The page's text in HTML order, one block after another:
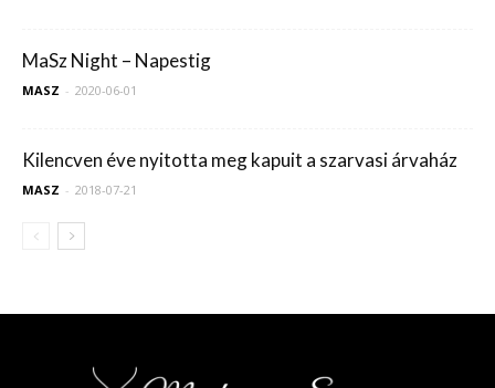
MaSz Night – Napestig
MASZ - 2020-06-01
Kilencven éve nyitotta meg kapuit a szarvasi árvaház
MASZ - 2018-07-21